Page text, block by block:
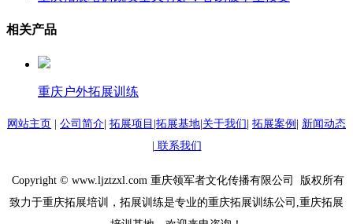
相关产品
重庆户外拓展训练
网站主页 公司简介 拓展项目 拓展基地 关于我们 拓展案例
新闻动态
联系我们
Copyright © www.ljztzxl.com 重庆领军者文化传播有限公司 版权所有
致力于重庆拓展培训，拓展训练是专业的重庆拓展训练公司,重庆拓展